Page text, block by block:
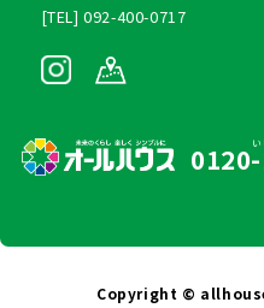
[TEL] 092-400-0717
Copyright ©